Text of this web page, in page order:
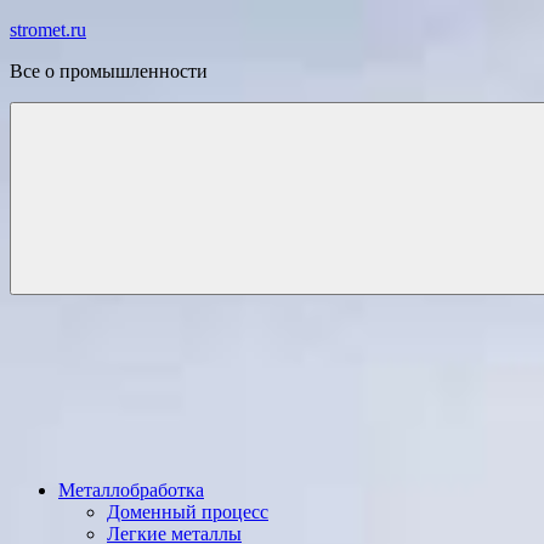
Перейти
содержимому
stromet.ru
Все о промышленности
Металлобработка
Доменный процесс
Легкие металлы